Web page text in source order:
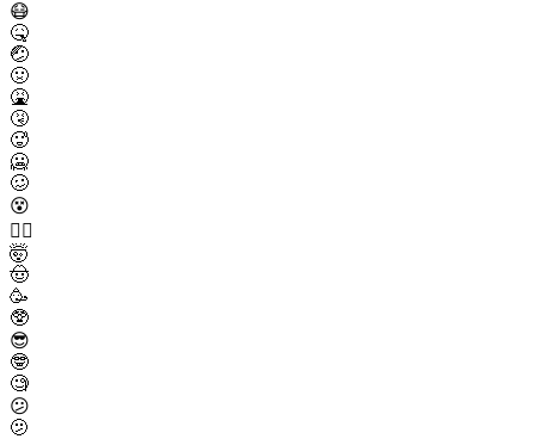
😷
🤒
🤕
🤢
🤮
🤧
🥵
🥶
🥴
😵
😵‍💫
🤯
🤠
🥳
🥸
😎
🤓
🧐
😕
🫤